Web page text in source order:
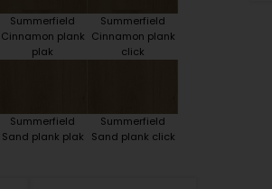
Summerfield
Cinnamon plank
plak
Summerfield
Cinnamon plank
click
Summerfield
Sand plank plak
Summerfield
Sand plank click